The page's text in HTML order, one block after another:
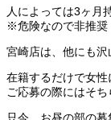
人によっては3ヶ月
※危険なので非推奨
宮崎店は、他にも沢
在籍するだけで女
ご応募の際にはそ